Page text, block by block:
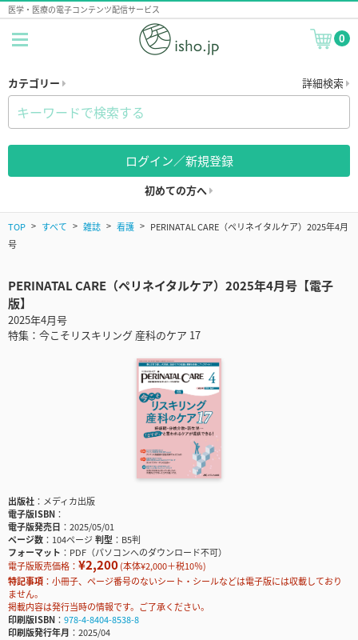
医学・医療の電子コンテンツ配信サービス
0
カテゴリー 詳細検索
ログイン／新規登録
初めての方へ
TOP すべて 雑誌 看護
PERINATAL CARE（ペリネイタルケア）2025年4月
号
PERINATAL CARE（ペリネイタルケア）2025年4月号【電子
版】
2025年4月号
特集：今こそリスキリング 産科のケア 17
出版社
メディカ出版
電子版ISBN
電子版発売日
2025/05/01
ページ数
104ページ判型
B5判
フォーマット
PDF（パソコンへのダウンロード不可）
電子版販売価格： ¥2,200(本体¥2,000＋税10％)
特記事項
小冊子、ページ番号のないシート・シールなどは電子版には収載しており
ません。
掲載内容は発行当時の情報です。ご了承ください。
印刷版ISBN
978-4-8404-8538-8
印刷版発行年月
2025/04